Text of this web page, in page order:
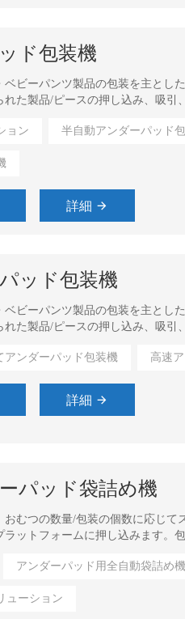
ド包装機
ビーパンツ製品の包装を主とし
た製品/ピースの押し込み、吸引
ョン
半自動アンダーパッド
詳細
ッド包装機
ビーパンツ製品の包装を主とし
た製品/ピースの押し込み、吸引
アンダーパッド包装機 高速
詳細
パッド袋詰め機
むつの数量/包装の個数に応じて
ットフォームに押し込みます。
アンダーパッド用全自動袋詰め機
ューション